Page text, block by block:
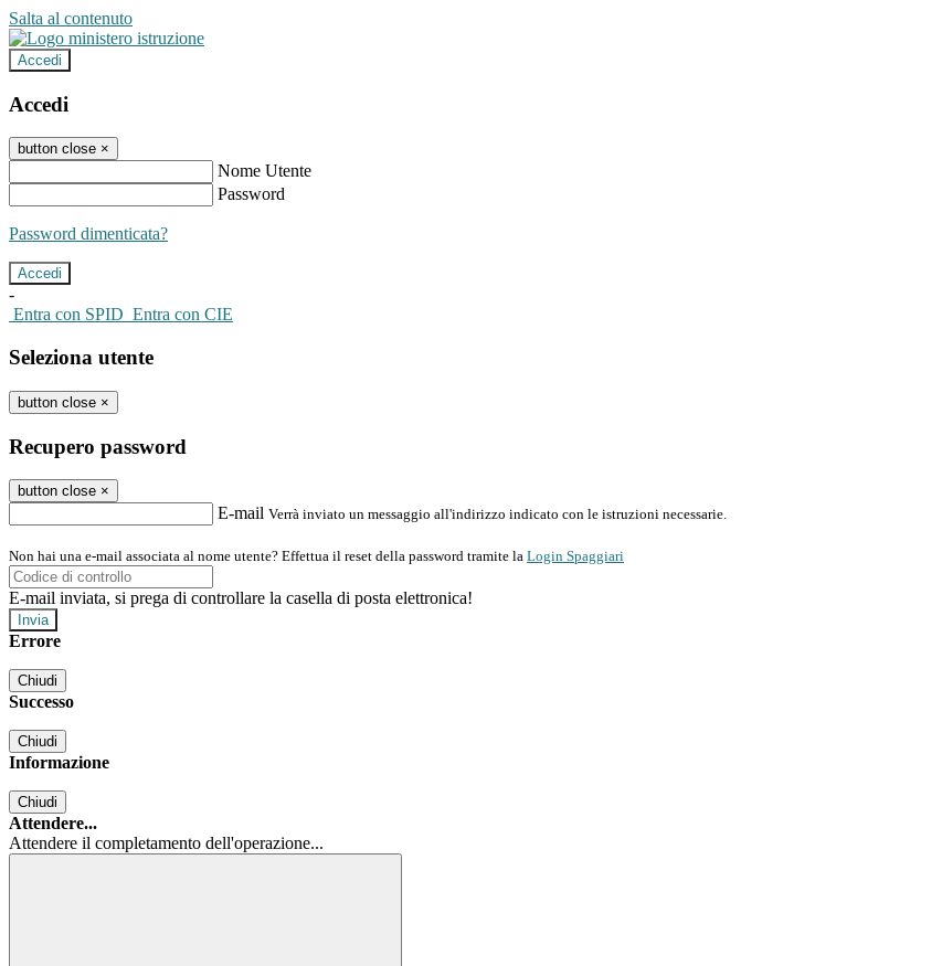
Salta al contenuto
Accedi
Accedi
button close ×
Nome Utente
Password
Password dimenticata?
-
Entra con SPID Entra con CIE
Seleziona utente
button close ×
Recupero password
button close ×
E-mail Verrà inviato un messaggio all'indirizzo indicato con le istruzioni necessarie.
Non hai una e-mail associata al nome utente? Effettua il reset della password tramite la Login Spaggiari
E-mail inviata, si prega di controllare la casella di posta elettronica!
Errore
Chiudi
Successo
Chiudi
Informazione
Chiudi
Attendere...
Attendere il completamento dell'operazione...